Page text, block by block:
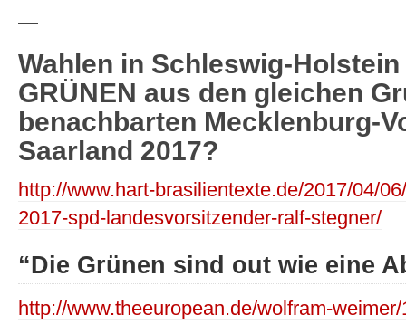
—
Wahlen in Schleswig-Holstein
GRÜNEN aus den gleichen
benachbarten Mecklenburg-
Saarland 2017?
http://www.hart-brasilientexte.de/2017/04/
2017-spd-landesvorsitzender-ralf-stegner/
“Die Grünen sind out wie eine
http://www.theeuropean.de/wolfram-